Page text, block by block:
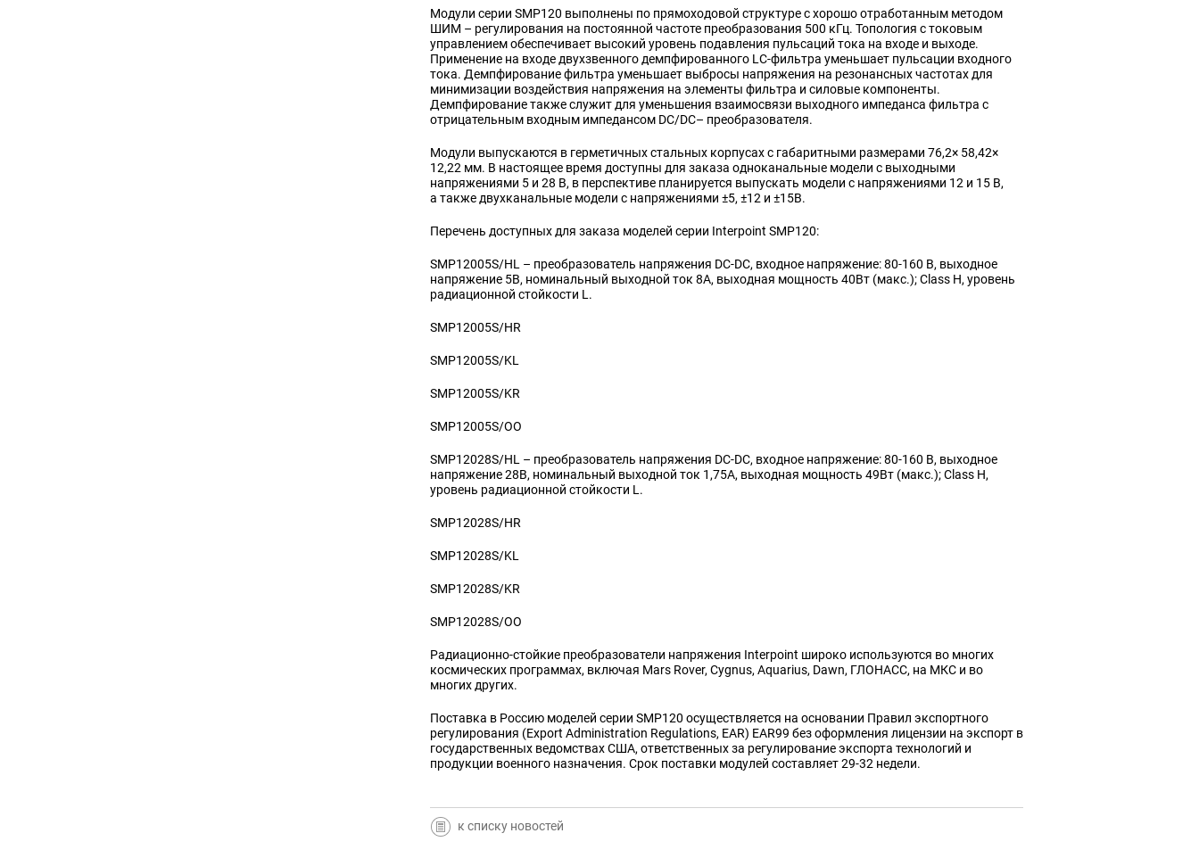
Модули серии SMP120 выполнены по прямоходовой структуре с хорошо отработанным методом
ШИМ – регулирования на постоянной частоте преобразования 500 кГц. Топология с токовым
управлением обеспечивает высокий уровень подавления пульсаций тока на входе и выходе.
Применение на входе двухзвенного демпфированного LC-фильтра уменьшает пульсации входного
тока. Демпфирование фильтра уменьшает выбросы напряжения на резонансных частотах для
минимизации воздействия напряжения на элементы фильтра и силовые компоненты.
Демпфирование также служит для уменьшения взаимосвязи выходного импеданса фильтра с
отрицательным входным импедансом DC/DC– преобразователя.
Модули выпускаются в герметичных стальных корпусах с габаритными размерами 76,2× 58,42×
12,22 мм. В настоящее время доступны для заказа одноканальные модели с выходными
напряжениями 5 и 28 В, в перспективе планируется выпускать модели с напряжениями 12 и 15 В,
а также двухканальные модели с напряжениями ±5, ±12 и ±15В.
Перечень доступных для заказа моделей серии Interpoint SMP120:
SMP12005S/HL – преобразователь напряжения DC-DC, входное напряжение: 80-160 В, выходное
напряжение 5В, номинальный выходной ток 8A, выходная мощность 40Вт (макс.); Class H, уровень
радиационной стойкости L.
SMP12005S/HR
SMP12005S/KL
SMP12005S/KR
SMP12005S/OO
SMP12028S/HL – преобразователь напряжения DC-DC, входное напряжение: 80-160 В, выходное
напряжение 28В, номинальный выходной ток 1,75A, выходная мощность 49Вт (макс.); Class H,
уровень радиационной стойкости L.
SMP12028S/HR
SMP12028S/KL
SMP12028S/KR
SMP12028S/OO
Радиационно-стойкие преобразователи напряжения Interpoint широко используются во многих
космических программах, включая Mars Rover, Cygnus, Aquarius, Dawn, ГЛОНАСС, на МКС и во
многих других.
Поставка в Россию моделей серии SMP120 осуществляется на основании Правил экспортного
регулирования (Export Administration Regulations, EAR) EAR99 без оформления лицензии на экспорт в
государственных ведомствах США, ответственных за регулирование экспорта технологий и
продукции военного назначения. Срок поставки модулей составляет 29-32 недели.
к списку новостей